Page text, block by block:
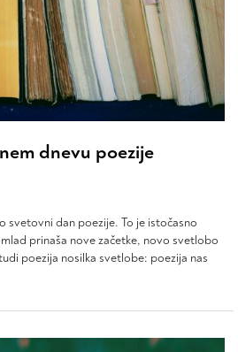
dnevu poezije
svetovni dan poezije. To je istočasno
prinaša nove začetke, novo svetlobo
poezija nosilka svetlobe: poezija nas